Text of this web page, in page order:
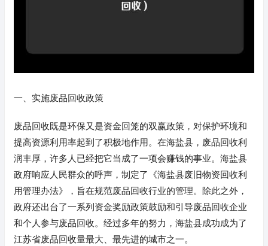
一、实施废品回收政策
废品回收既是环保又是资金回笼的双赢政策，对保护环境和
提高资源利用率起到了积极地作用。在海盐县，废品回收利
润丰厚，许多人已经把它当成了一项会赚钱的事业。海盐县
政府响应人民群众的呼声，制定了《海盐县废旧物资回收利
用管理办法》，旨在规范废品回收行业的管理。除此之外，
政府还出台了一系列资金奖励政策鼓励和引导废品回收企业
和个人参与废品回收。经过多年的努力，海盐县成功成为了
江苏省废品回收量最大、最先进的城市之一。